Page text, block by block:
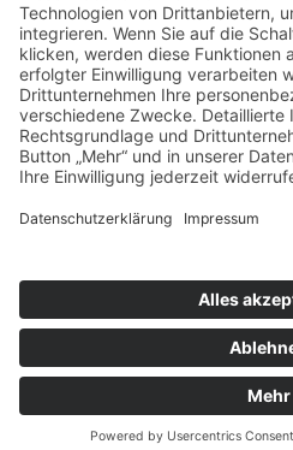
KONTAKTIEREN SIE UNS
Tel.: 06181 / 790 20
© Copyright - Nähparadies Gebhard |